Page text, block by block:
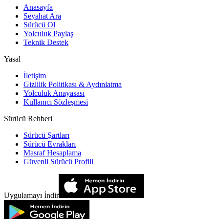
Anasayfa
Seyahat Ara
Sürücü Ol
Yolculuk Paylaş
Teknik Destek
Yasal
İletişim
Gizlilik Politikası & Aydınlatma
Yolculuk Anayasası
Kullanıcı Sözleşmesi
Sürücü Rehberi
Sürücü Şartları
Sürücü Evrakları
Masraf Hesaplama
Güvenli Sürücü Profili
Uygulamayı İndir